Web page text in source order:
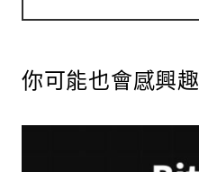
你可能也會感興趣